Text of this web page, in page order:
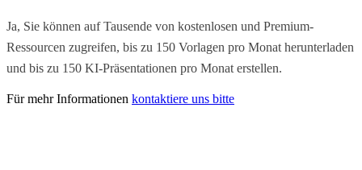
Ja, Sie können auf Tausende von kostenlosen und Premium-
Ressourcen zugreifen, bis zu 150 Vorlagen pro Monat herunterladen
und bis zu 150 KI-Präsentationen pro Monat erstellen.
Für mehr Informationen kontaktiere uns bitte